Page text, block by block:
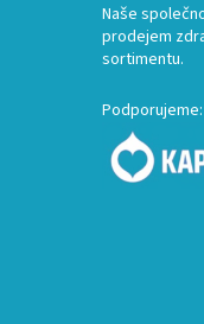
Naše
prodejem
sortimentu.
Podporujeme: